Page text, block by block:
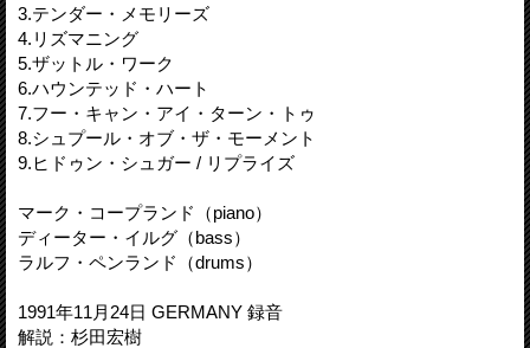
3.テンダー・メモリーズ
4.リズマニング
5.ザットル・ワーク
6.ハウンテッド・ハート
7.フー・キャン・アイ・ターン・トゥ
8.シュプール・オブ・ザ・モーメント
9.ヒドゥン・シュガー / リプライズ
マーク・コープランド（piano）
ディーター・イルグ（bass）
ラルフ・ペンランド（drums）
1991年11月24日 GERMANY 録音
解説：杉田宏樹